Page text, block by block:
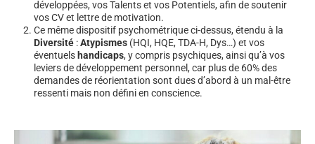
développées, vos Talents et vos Potentiels, afin de soutenir
vos CV et lettre de motivation.
Ce même dispositif psychométrique ci-dessus, étendu à la
Diversité :Atypismes (HQI, HQE, TDA-H, Dys…) et vos
éventuels handicaps, y compris psychiques, ainsi qu’à vos
leviers de développement personnel, car plus de 60% des
demandes de réorientation sont dues d’abord à un mal-être
ressenti mais non défini en conscience.